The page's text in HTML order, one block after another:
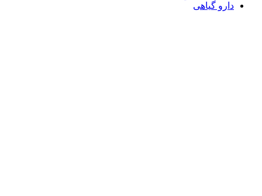
دارو گیاهی